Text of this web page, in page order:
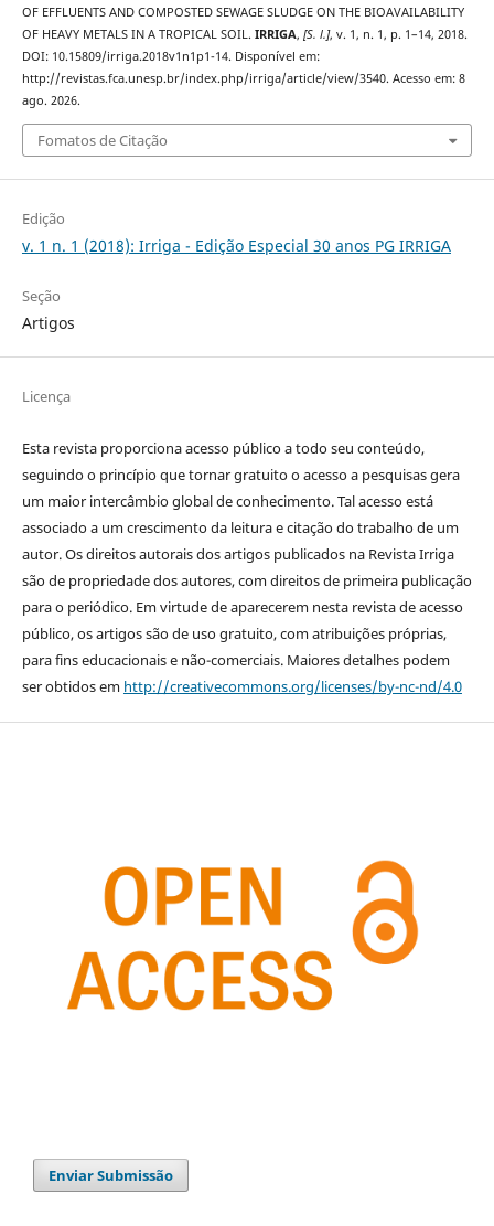
OF EFFLUENTS AND COMPOSTED SEWAGE SLUDGE ON THE BIOAVAILABILITY
OF HEAVY METALS IN A TROPICAL SOIL. IRRIGA, [S. l.], v. 1, n. 1, p. 1–14, 2018.
DOI: 10.15809/irriga.2018v1n1p1-14. Disponível em:
http://revistas.fca.unesp.br/index.php/irriga/article/view/3540. Acesso em: 8
ago. 2026.
Fomatos de Citação
Edição
v. 1 n. 1 (2018): Irriga - Edição Especial 30 anos PG IRRIGA
Seção
Artigos
Licença
Esta revista proporciona acesso público a todo seu conteúdo,
seguindo o princípio que tornar gratuito o acesso a pesquisas gera
um maior intercâmbio global de conhecimento. Tal acesso está
associado a um crescimento da leitura e citação do trabalho de um
autor. Os direitos autorais dos artigos publicados na Revista Irriga
são de propriedade dos autores, com direitos de primeira publicação
para o periódico. Em virtude de aparecerem nesta revista de acesso
público, os artigos são de uso gratuito, com atribuições próprias,
para fins educacionais e não-comerciais. Maiores detalhes podem
ser obtidos em http://creativecommons.org/licenses/by-nc-nd/4.0
Enviar Submissão